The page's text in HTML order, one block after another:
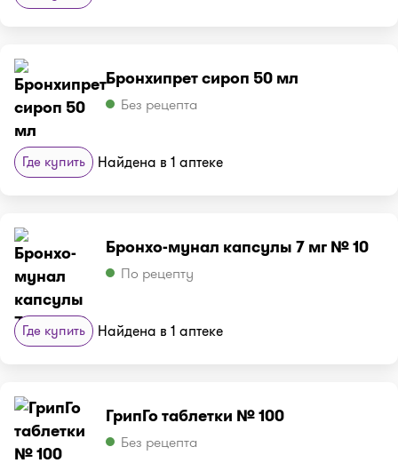
Бронхипрет сироп 50 мл
Без рецепта
Где купить Найдена в 1 аптеке
Бронхо-мунал капсулы 7 мг № 10
По рецепту
Где купить Найдена в 1 аптеке
ГрипГо таблетки № 100
Без рецепта